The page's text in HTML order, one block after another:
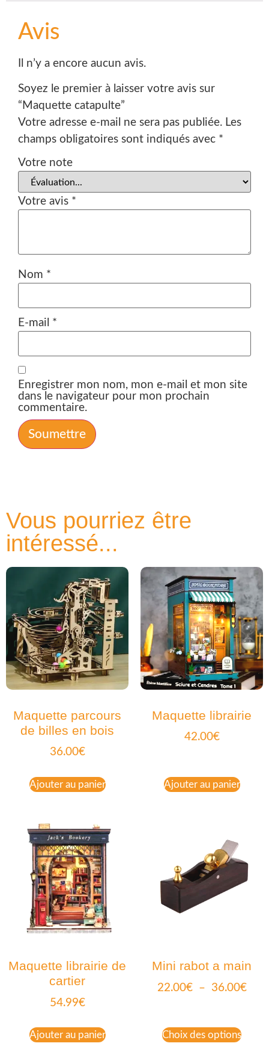
Avis
Il n’y a encore aucun avis.
Soyez le premier à laisser votre avis sur
“Maquette catapulte”
Votre adresse e-mail ne sera pas publiée. Les
champs obligatoires sont indiqués avec *
Votre note
Votre avis *
Nom *
E-mail *
Enregistrer mon nom, mon e-mail et mon site
dans le navigateur pour mon prochain
commentaire.
Vous pourriez être
intéressé...
Maquette parcours
de billes en bois
36.00€
Ajouter au panier
Maquette librairie
42.00€
Ajouter au panier
Maquette librairie de
cartier
54.99€
Ajouter au panier
Mini rabot a main
22.00€ – 36.00€
Choix des options